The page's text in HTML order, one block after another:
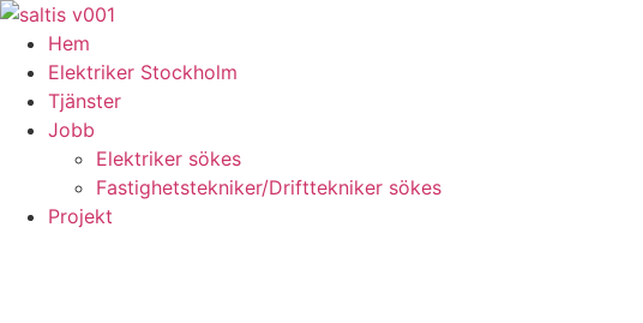
Skip
content
Hem
Elektriker Stockholm
Tjänster
Jobb
Elektriker sökes
Fastighetstekniker/Drifttekniker sökes
Projekt